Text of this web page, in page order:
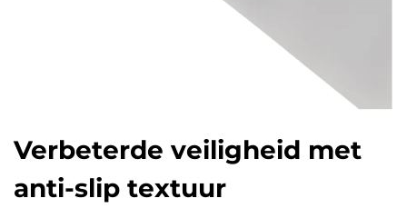
Verbeterde veiligheid met
anti-slip textuur